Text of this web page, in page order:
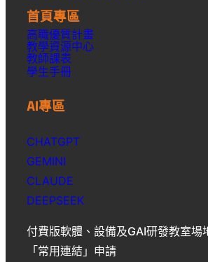
首頁專區
高職優質計畫
教學資源中心
教師課表
學生手冊
AI專區
CHATGPT
GEMINI
CLAUDE
DEEPSEEK
付費版軟體、設備及GAI研發教室場
「常用連結」申請